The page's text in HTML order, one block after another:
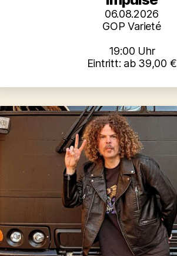
06.08.2026
GOP Varieté
19:00 Uhr
Eintritt: ab 39,00 €